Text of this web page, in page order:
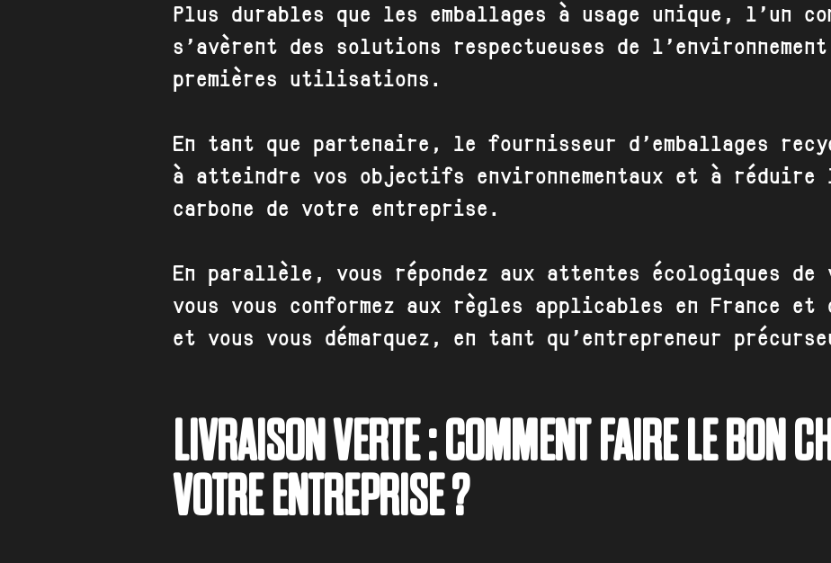
Plus durables que les emballages à usage unique, l’un
s’avèrent des solutions respectueuses de
premières utilisations.
En tant que partenaire, le fournisseur d’emballages
à atteindre vos objectifs environnementaux et à réduire
carbone de votre entreprise.
En parallèle, vous répondez aux attentes écologiques de
vous vous conformez aux règles applicables en France et
et vous vous démarquez, en tant qu’entrepreneur
LIVRAISON VERTE : COMMENT FAIRE LE BON
VOTRE ENTREPRISE ?